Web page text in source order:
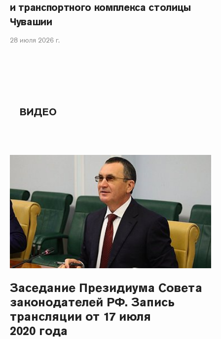
и транспортного комплекса столицы
Чувашии
28 июля 2026 г.
ВИДЕО
Заседание Президиума Совета
законодателей РФ. Запись
трансляции от 17 июля
2020 года